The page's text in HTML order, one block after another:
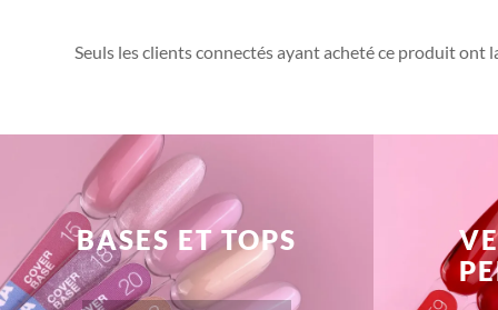
Seuls les clients connectés ayant acheté ce produit ont
BASES ET TOPS